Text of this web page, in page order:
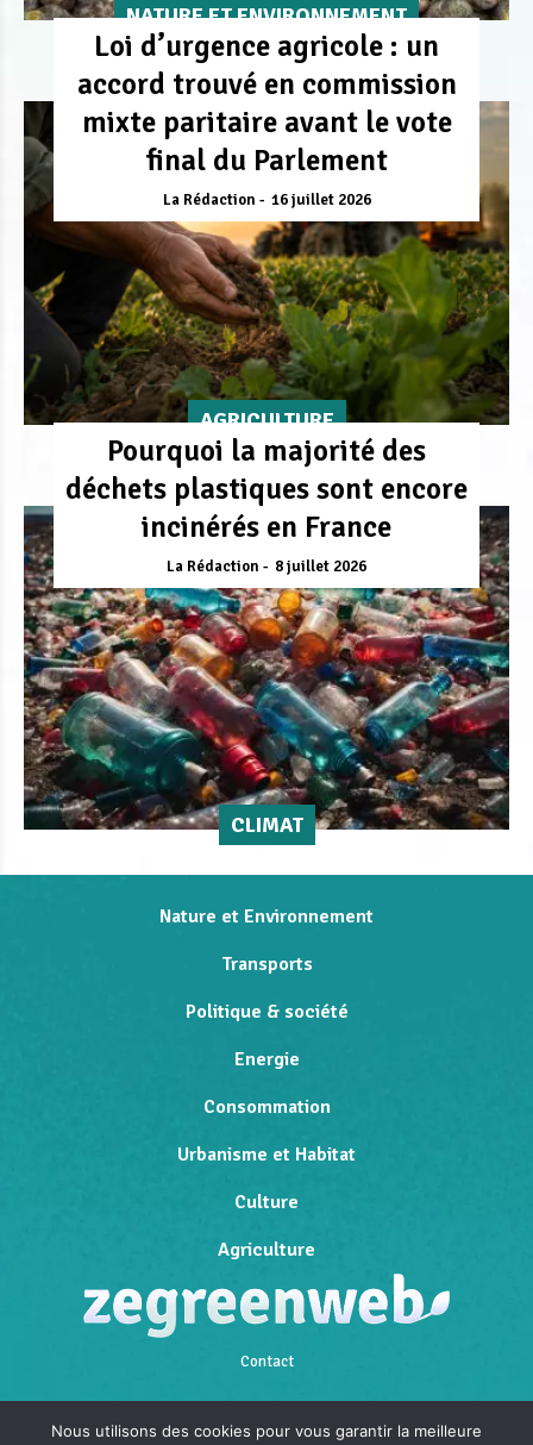
NATURE ET ENVIRONNEMENT
Loi d’urgence agricole : un
accord trouvé en commission
mixte paritaire avant le vote
final du Parlement
La Rédaction 16 juillet 2026
AGRICULTURE
Pourquoi la majorité des
déchets plastiques sont encore
incinérés en France
La Rédaction 8 juillet 2026
CLIMAT
Nature et Environnement
Transports
Politique & société
Energie
Consommation
Urbanisme et Habitat
Culture
Agriculture
Contact
Nous utilisons des cookies pour vous garantir la meilleure